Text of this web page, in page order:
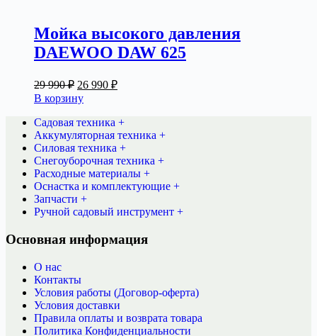
Мойка высокого давления
DAEWOO DAW 625
29 990₽ Первоначальная
цена
составляла
29
990 ₽.
26 990 ₽Текущая
990 ₽.
В корзину
Садовая техника +
Аккумуляторная техника +
Силовая техника +
Снегоуборочная техника +
Расходные материалы +
Оснастка и комплектующие +
Запчасти +
Ручной садовый инструмент +
Основная информация
О нас
Контакты
Условия работы (Договор-оферта)
Условия доставки
Правила оплаты и возврата товара
Политика Конфиденциальности